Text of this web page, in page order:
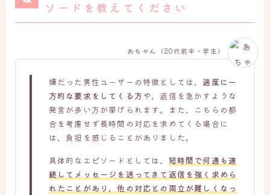
ソードを教えてください
嫌だった男性ユーザーの特徴としては、 過度に一
方的な要求をしてくる方や、返信を急かすような
発言が多い方が挙げられます。また、こちらの都
合を考慮せず長時間の対応を求めてくる場合に
は、負担を感じることがありました。
具体的なエピソードとしては、 短時間で何通も連
続してメッセージを送ってきて返信を強く求めら
れたことがあり、他の対応との両立が難しくなっ
あちゃん（20代前半・学生）